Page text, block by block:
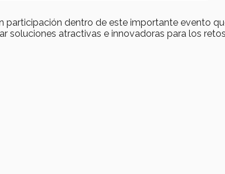
participación dentro de este importante evento
soluciones atractivas e innovadoras para los retos